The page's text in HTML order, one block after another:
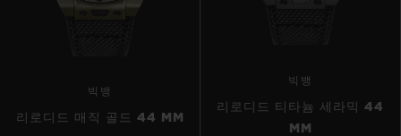
빅뱅
리로디드 매직 골드 44 MM
빅뱅
리로디드 티타늄 세라믹 44
MM